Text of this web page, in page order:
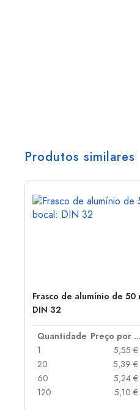
Produtos similares
Frasco de alumínio de
DIN 32
Quantidade Preço por peça
1
5,55 €
20
5,39 €
60
5,24 €
120
5,10 €